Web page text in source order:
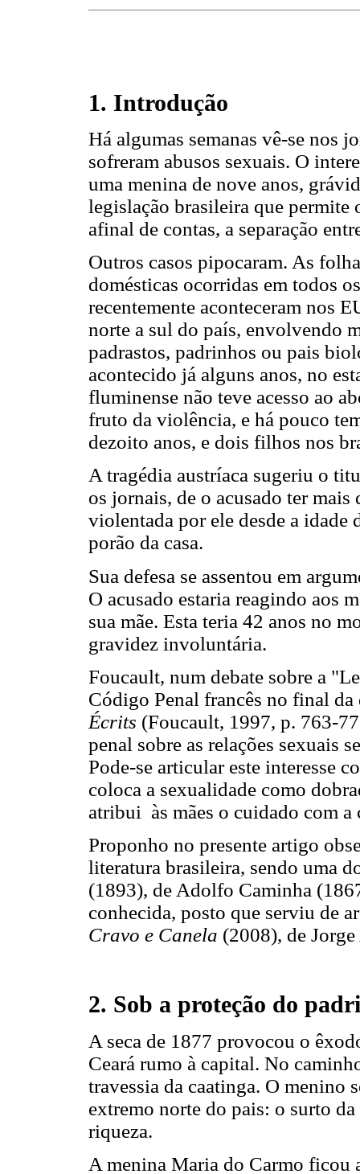
1. Introdução
Há algumas semanas vê-se nos
sofreram abusos sexuais. O
uma menina de nove anos,
legislação brasileira que permite
afinal de contas, a separação
Outros casos pipocaram. As
domésticas ocorridas em todos
recentemente aconteceram nos
norte a sul do país, envolvendo
padrastos, padrinhos ou pais
acontecido já alguns anos, no
fluminense não teve acesso ao
fruto da violência, e há pouco
dezoito anos, e dois filhos nos
A tragédia austríaca sugeriu o
os jornais, de o acusado ter
violentada por ele desde a idade
porão da casa.
Sua defesa se assentou em
O acusado estaria reagindo aos
sua mãe. Esta teria 42 anos no
gravidez involuntária.
Foucault, num debate sobre a
Código Penal francês no final
Écrits (Foucault, 1997, p. 763-
penal sobre as relações sexuais
Pode-se articular este interesse
coloca a sexualidade como
atribui às mães o cuidado com a
Proponho no presente artigo
literatura brasileira, sendo uma
(1893), de Adolfo Caminha
conhecida, posto que serviu de
Cravo e Canela (2008), de
2. Sob a proteção do
A seca de 1877 provocou o
Ceará rumo à capital. No
travessia da caatinga. O menino
extremo norte do pais: o surto
riqueza.
A menina Maria do Carmo ficou